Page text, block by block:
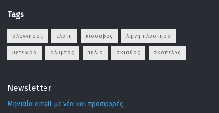
Tags
αλοννησος ελατη κισσαβος λιμνη πλαστηρα
μετεωρα ολυμπος πηλιο σκιαθος σκοπελος
Newsletter
Μηνιαία email με νέα και προσφορές